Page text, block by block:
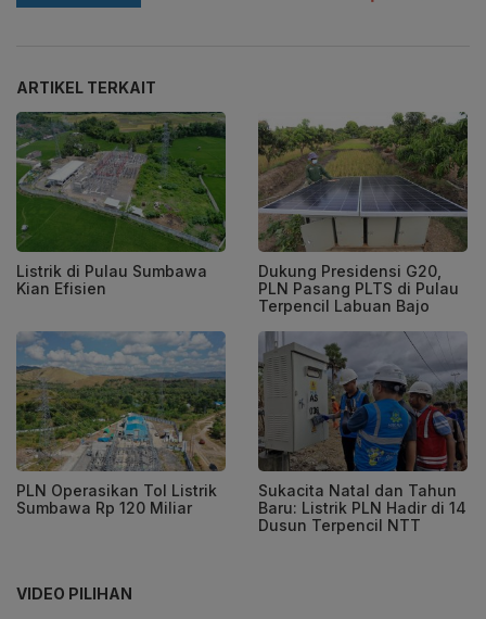
ARTIKEL TERKAIT
Listrik di Pulau Sumbawa
Kian Efisien
Dukung Presidensi G20,
PLN Pasang PLTS di Pulau
Terpencil Labuan Bajo
PLN Operasikan Tol Listrik
Sumbawa Rp 120 Miliar
Sukacita Natal dan Tahun
Baru: Listrik PLN Hadir di 14
Dusun Terpencil NTT
VIDEO PILIHAN